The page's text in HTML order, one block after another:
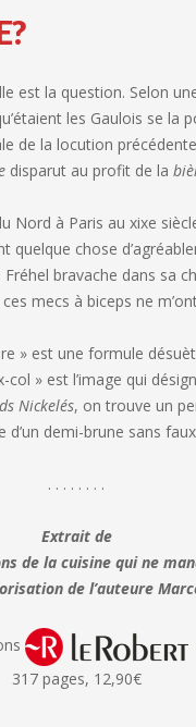
est la question. Selon
les Gaulois se la
de la locution
disparut au profit de la
Nord à Paris au xixe
quelque chose
bravache dans sa
mecs à biceps ne
» est une formule
» est l’image qui
Nickelés, on trouve un
d’un demi-brune sans
. . . . . . . .
Extrait de
de la cuisine qui ne
de l’auteure
317 pages, 12,90€